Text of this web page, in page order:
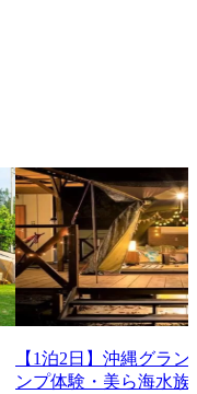
【1泊2日】沖縄グラ
ンプ体験・美ら海水族